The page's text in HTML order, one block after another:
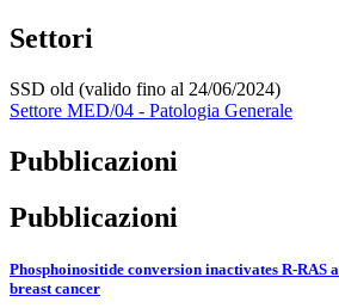
Settori
SSD old (valido fino al 24/06/2024)
Settore MED/04 - Patologia Generale
Pubblicazioni
Pubblicazioni
Phosphoinositide conversion inactivates R-RAS
breast cancer